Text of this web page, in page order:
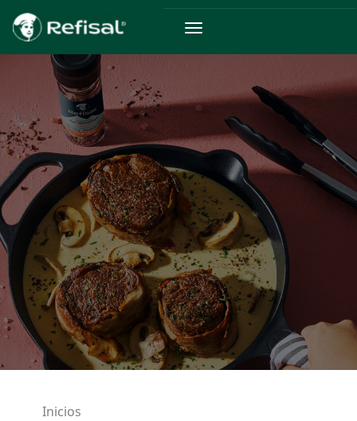
Pasar al contenido principal
Ruta de navegación
Inicios